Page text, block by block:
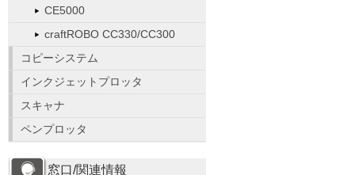
CE5000
craftROBO CC330/CC300
コピーシステム
インクジェットプロッタ
スキャナ
ペンプロッタ
窓口/関連情報